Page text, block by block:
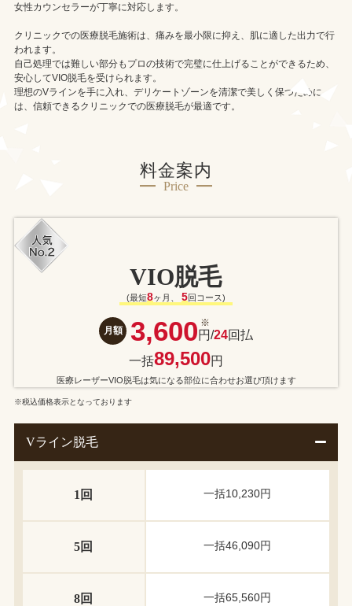
女性カウンセラーが丁寧に対応します。
クリニックでの医療脱毛施術は、痛みを最小限に抑え、肌に適した出力で行
われます。
自己処理では難しい部分もプロの技術で完璧に仕上げることができるため、
安心してVIO脱毛を受けられます。
理想のVラインを手に入れ、デリケートゾーンを清潔で美しく保つために
は、信頼できるクリニックでの医療脱毛が最適です。
料金案内
Price
VIO脱毛
(最短8ヶ月、 5回コース)
月額 3,600円/24回払
一括89,500円
医療レーザーVIO脱毛は気になる部位に合わせお選び頂けます
※税込価格表示となっております
Vライン脱毛
1回 一括10,230円
5回 一括46,090円
8回 一括65,560円